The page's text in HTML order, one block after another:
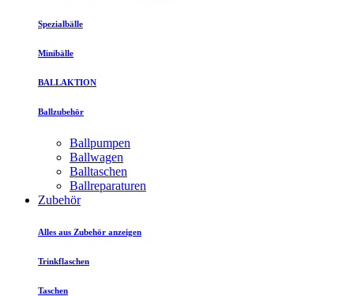
Spezialbälle
Minibälle
BALLAKTION
Ballzubehör
Ballpumpen
Ballwagen
Balltaschen
Ballreparaturen
Zubehör
Alles aus Zubehör anzeigen
Trinkflaschen
Taschen